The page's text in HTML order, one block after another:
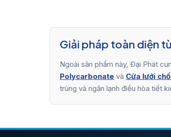
Giải pháp toàn diện
Ngoài sản phẩm này, Đại Phát
Polycarbonate và Cửa lưới
trùng và ngăn lạnh điều hòa tiết